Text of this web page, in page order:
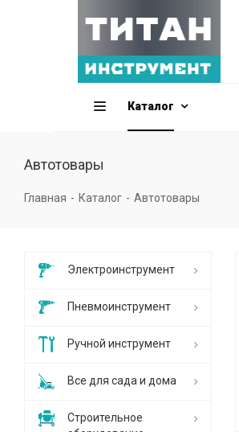
Каталог
Автотовары
Главная - Каталог - Автотовары
Электроинструмент
Пневмоинструмент
Ручной инструмент
Все для сада и дома
Строительное